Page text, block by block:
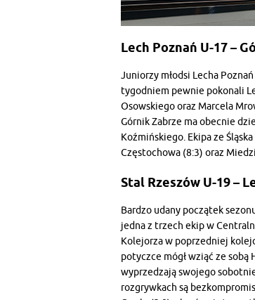
Lech Poznań U-17 –
Juniorzy młodsi Lecha
tygodniem pewnie pokonali
Osowskiego oraz Marcela
Górnik Zabrze ma obecnie
Koźmińskiego. Ekipa ze
Częstochowa (8:3) oraz
Stal Rzeszów U-19 –
Bardzo udany początek
jedna z trzech ekip w
Kolejorza w poprzedniej
potyczce mógł wziąć ze
wyprzedzają swojego
rozgrywkach są